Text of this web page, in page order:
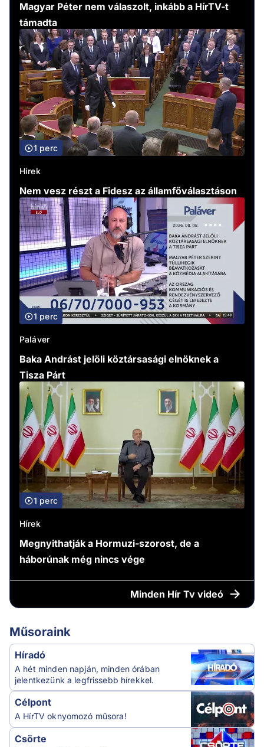
Magyar Péter nem válaszolt, inkább a HírTV-t
támadta
1 perc
Hírek
Nem vesz részt a Fidesz az államfőválasztáson
1 perc
Paláver
Baka Andrást jelöli köztársasági elnöknek a
Tisza Párt
1 perc
Hírek
Megnyithatják a Hormuzi-szorost, de a
háborúnak még nincs vége
Minden Hír Tv videó
Műsoraink
Híradó
A hét minden napján, minden órában
jelentkezünk a legfrissebb hírekkel.
Célpont
A HírTV oknyomozó műsora!
Csörte